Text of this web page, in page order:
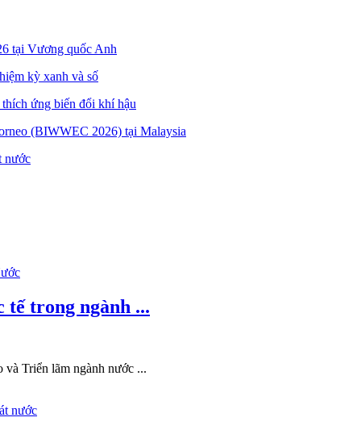
tại Vương quốc Anh
kỳ xanh và số
ứng biến đổi khí hậu
(BIWWEC 2026) tại Malaysia
nước
tế trong ngành ...
Triển lãm ngành nước ...